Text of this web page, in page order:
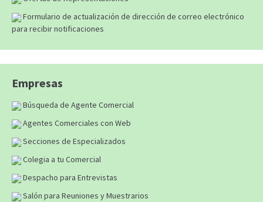
Formulario de actualización de dirección de correo electrónico
para recibir notificaciones
Empresas
Búsqueda de Agente Comercial
Agentes Comerciales con Web
Secciones de Especializados
Colegia a tu Comercial
Despacho para Entrevistas
Salón para Reuniones y Muestrarios